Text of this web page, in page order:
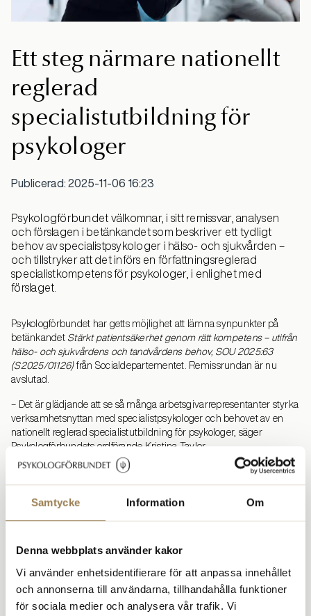
Samtycke Information Om
Denna webbplats använder kakor
Vi använder enhetsidentifierare för att anpassa innehållet
och annonserna till användarna, tillhandahålla funktioner
för sociala medier och analysera vår trafik. Vi
Ett steg närmare nationellt
reglerad
specialistutbildning för
psykologer
Publicerad: 2025-11-06 16:23
Psykologförbundet välkomnar, i sitt remissvar, analysen
och förslagen i betänkandet som beskriver ett tydligt
behov av specialistpsykologer i hälso- och sjukvården –
och tillstryker att det införs en författningsreglerad
specialistkompetens för psykologer, i enlighet med
förslaget.
Psykologförbundet har getts möjlighet att lämna synpunkter på
betänkandet Stärkt patientsäkerhet genom rätt kompetens – utifrån
hälso- och sjukvårdens och tandvårdens behov, SOU 2025:63
(S2025/01126)från Socialdepartementet. Remissrundan är nu
avslutad.
– Det är glädjande att se så många arbetsgivarrepresentanter styrka
verksamhetsnyttan med specialistpsykologer och behovet av en
nationellt reglerad specialistutbildning för psykologer, säger
Psykologförbundets ordförande Kristina Taylor.
Ett av utredningens viktigaste syften har varit att identifiera och
analysera vilka behov av särskild kompetens inom hälso- och
sjukvården och tandvården, med utgångspunkt i en förstärkt
Men, lyfter Psykologförbundet i sitt remissvar, då antagandet om
dimensionering av antalet ST-platser för psykologer är svårt att
bedöma är det angeläget att staten utvärderar reformen för att
säkerställa att det inrättas utbildningstjänster i paritet med behoven,
och att regionerna kompenseras för detta. Det är också viktigt att